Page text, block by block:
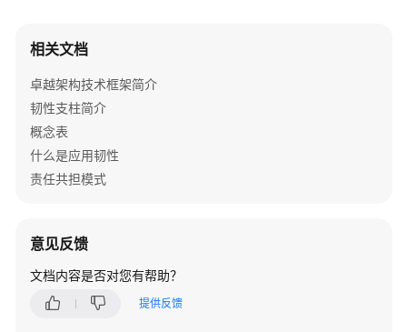
能
效
支
柱
简
基
础
念
相关文档
卓越架构技术框架简介
韧性支柱简介
概念表
什么是应用韧性
责任共担模式
意见反馈
文档内容是否对您有帮助？
提供反馈